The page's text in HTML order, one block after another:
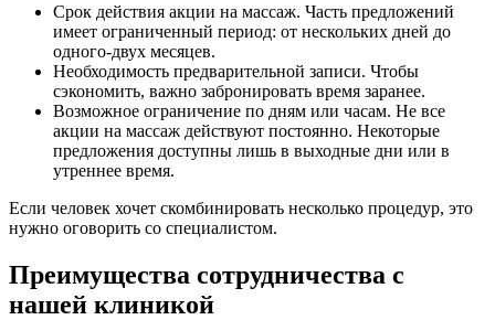
Срок действия акции на массаж. Часть предложений
имеет ограниченный период: от нескольких дней до
одного-двух месяцев.
Необходимость предварительной записи. Чтобы
сэкономить, важно забронировать время заранее.
Возможное ограничение по дням или часам. Не все
акции на массаж действуют постоянно. Некоторые
предложения доступны лишь в выходные дни или в
утреннее время.
Если человек хочет скомбинировать несколько процедур, это
нужно оговорить со специалистом.
Преимущества сотрудничества с
нашей клиникой